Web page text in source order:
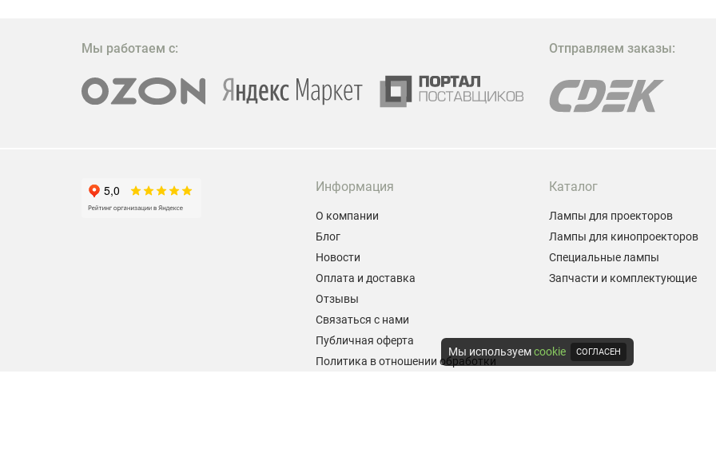
эффективных и бюджетных способов стать
проектора.
Мы работаем с: Отправляем заказы:
Информация
О компании
Блог
Новости
Оплата и доставка
Отзывы
Связаться с нами
Публичная оферта
Политика в отношении обработки
Каталог
Лампы для проекторов
Лампы для кинопроекторов
Специальные лампы
Запчасти и комплектующие
Мы используемcookie СОГЛАСЕН